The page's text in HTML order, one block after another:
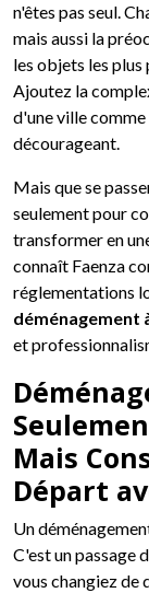
n'êtes pas seul.
mais aussi la
les objets les plus
Ajoutez la
d'une ville
décourageant.
Mais que se
seulement pour
transformer en
connaît Faenza
réglementations
déménagement
et
Mais
Départ
Un
C'est un passage
vous changiez de